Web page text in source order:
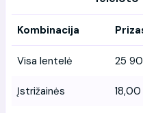
Kombinacija
Visa lentelė 25
Įstrižainės